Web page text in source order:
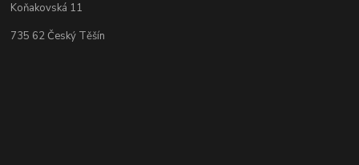
Koňakovská 11
735 62 Český Těšín